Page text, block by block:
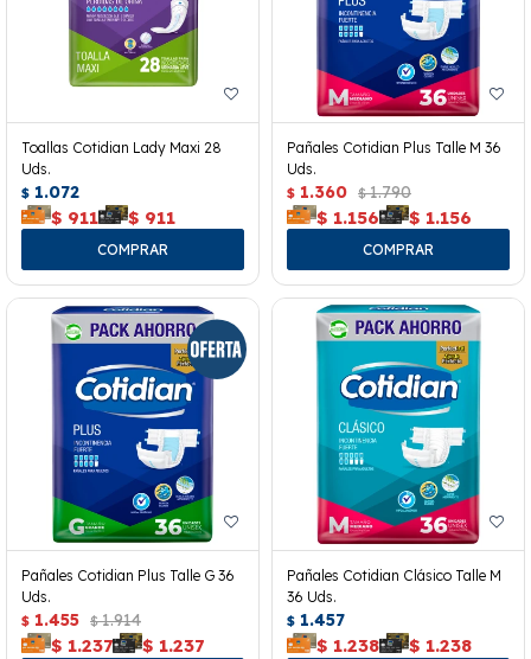
Toallas Cotidian Lady Maxi 28
Uds.
$ 1.072
$ 911 $ 911
Pañales Cotidian Plus Talle M 36
Uds.
$ 1.360 $ 1.790
$ 1.156 $ 1.156
Pañales Cotidian Plus Talle G 36
Uds.
$ 1.455 $ 1.914
$ 1.237 $ 1.237
Pañales Cotidian Clásico Talle M
36 Uds.
$ 1.457
$ 1.238 $ 1.238